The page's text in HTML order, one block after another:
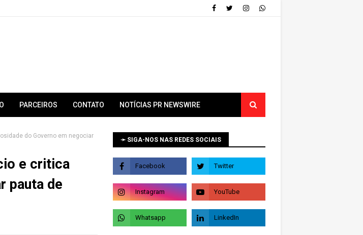
PARCEIROS CONTATO NOTÍCIAS PR NEWSWIRE
do Governo em negociar
e critica
pauta de
➛ SIGA-NOS NAS REDES SOCIAIS